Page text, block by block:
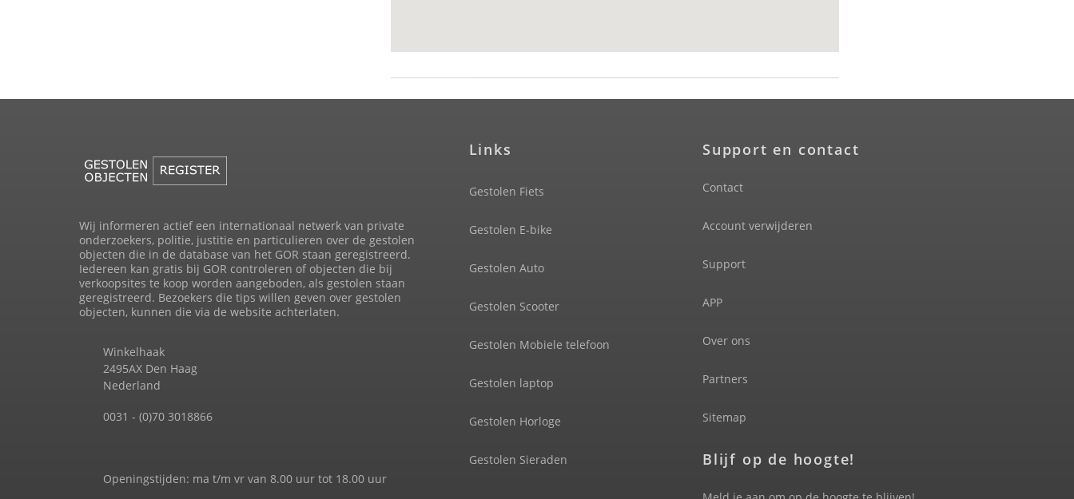
Wij informeren actief een internationaal netwerk van private
onderzoekers, politie, justitie en particulieren over de gestolen
objecten die in de database van het GOR staan geregistreerd.
Iedereen kan gratis bij GOR controleren of objecten die bij
verkoopsites te koop worden aangeboden, als gestolen staan
geregistreerd. Bezoekers die tips willen geven over gestolen
objecten, kunnen die via de website achterlaten.
Winkelhaak
2495AX Den Haag
Nederland
0031 - (0)70 3018866
Openingstijden: ma t/m vr van 8.00 uur tot 18.00 uur
Links
Gestolen Fiets
Gestolen E-bike
Gestolen Auto
Gestolen Scooter
Gestolen Mobiele telefoon
Gestolen laptop
Gestolen Horloge
Gestolen Sieraden
Support en contact
Contact
Account verwijderen
Support
APP
Over ons
Partners
Sitemap
Blijf op de hoogte!